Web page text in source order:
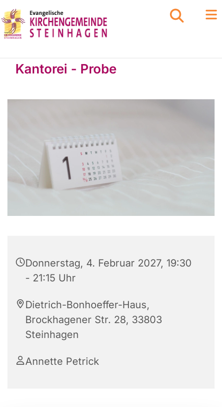
Kantorei - Probe
Donnerstag, 4. Februar 2027, 19:30
- 21:15 Uhr
Dietrich-Bonhoeffer-Haus,
Brockhagener Str. 28, 33803
Steinhagen
Annette Petrick